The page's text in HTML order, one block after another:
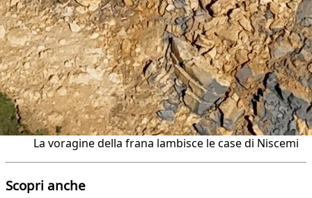
La voragine della frana lambisce le case di Niscemi
Scopri anche